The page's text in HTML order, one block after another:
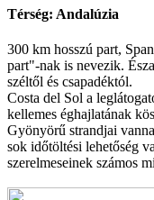
Térség: Andalúzia
300 km hosszú part,
part"-nak is nevezik.
széltől és csapadéktól.
Costa del Sol a
kellemes éghajlatának
Gyönyörű strandjai
sok időtöltési lehetőség
szerelmeseinek számos